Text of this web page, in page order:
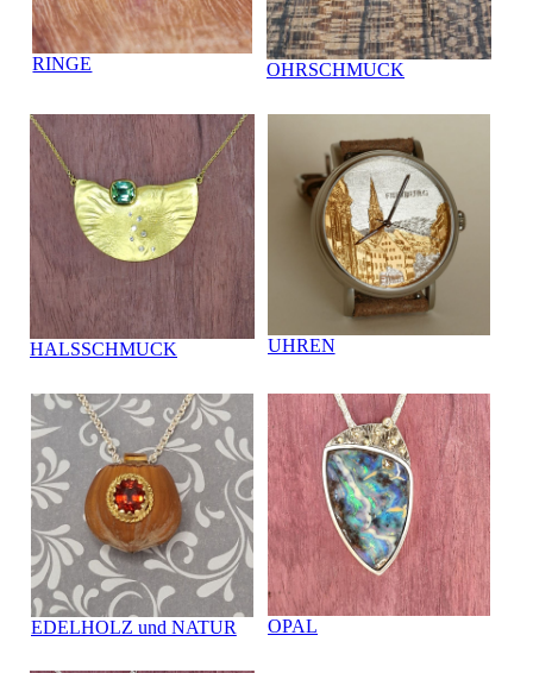
RINGE OHRSCHMUCK
HALSSCHMUCK UHREN
EDELHOLZ und NATUR OPAL